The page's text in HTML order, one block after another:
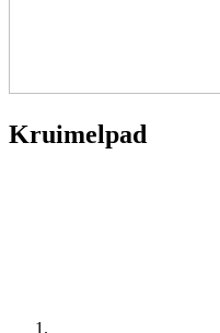
Kruimelpad